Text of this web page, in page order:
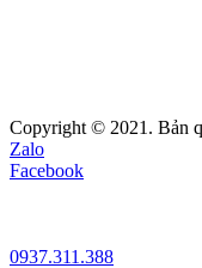
Copyright © 2021. Bản
Zalo
Facebook
0937.311.388